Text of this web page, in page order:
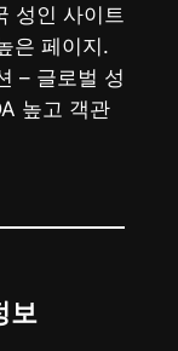
성인 사이트
은 페이지.
– 글로벌 성
높고 객관
보